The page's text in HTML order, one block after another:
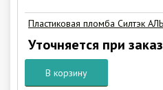
Пластиковая пломба Силтэк
Уточняется при
В корзину